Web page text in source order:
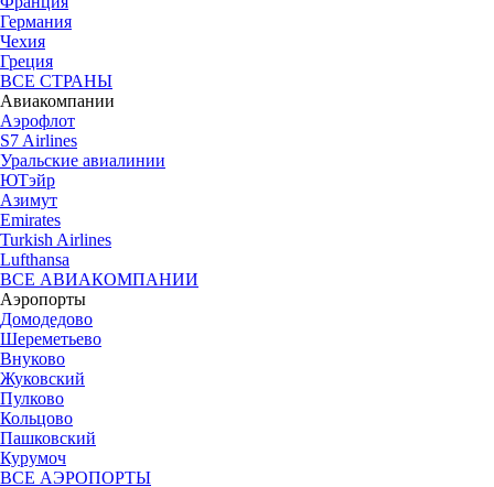
Германия
Чехия
Греция
ВСЕ СТРАНЫ
Авиакомпании
Аэрофлот
S7 Airlines
Уральские авиалинии
ЮТэйр
Азимут
Emirates
Turkish Airlines
Lufthansa
ВСЕ АВИАКОМПАНИИ
Аэропорты
Домодедово
Шереметьево
Внуково
Жуковский
Пулково
Кольцово
Пашковский
Курумоч
ВСЕ АЭРОПОРТЫ